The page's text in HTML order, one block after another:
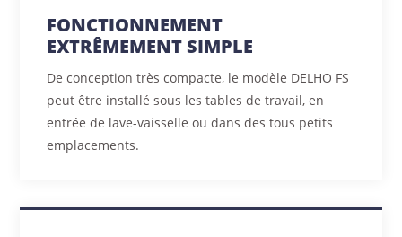
FONCTIONNEMENT
EXTRÊMEMENT SIMPLE
De conception très compacte, le modèle DELHO FS
peut être installé sous les tables de travail, en
entrée de lave-vaisselle ou dans des tous petits
emplacements.